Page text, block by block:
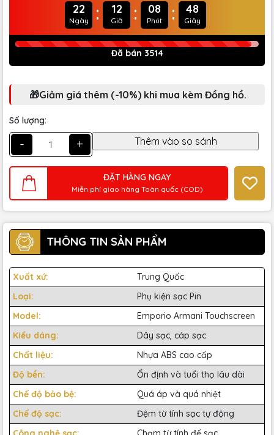
22
Ngày : 12
Giờ : 08
Phút : 47
Giây
Đã bán 3514
🎁Giảm giá thêm (-10%) khi mua kèm Đồng hồ.
Số lượng:
- +
ĐẶT HÀNG NGAY
Miễn phí giao hàng Toàn quốc (COD)
THÔNG TIN SẢN PHẨM
Xuất xứ:
Trung Quốc
Loại:
Phụ kiện sạc Pin
Model:
Emporio Armani Touchscreen
Kiểu dáng:
Dây sạc, cáp sạc
Chất liệu:
Nhựa ABS cao cấp
Độ bền:
Ổn định và tuổi thọ lâu dài
Chế độ bảo bệ:
Quá áp và quá nhiệt
Chế độ sạc:
Đệm từ tính sạc tự động